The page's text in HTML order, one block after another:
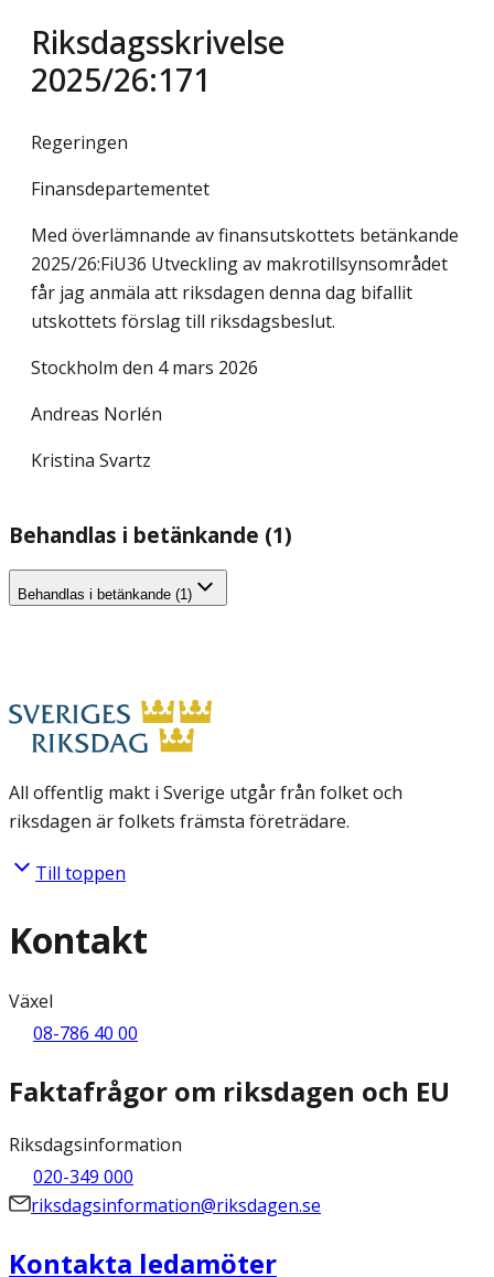
Riksdagsskrivelse
2025/26:171
Regeringen
Finansdepartementet
Med överlämnande av finansutskottets betänkande
2025/26:FiU36 Utveckling av makrotillsynsområdet
får jag anmäla att riksdagen denna dag bifallit
utskottets förslag till riksdagsbeslut.
Stockholm den 4 mars 2026
Andreas Norlén
Kristina Svartz
Behandlas i betänkande (1)
Behandlas i betänkande (1)
All offentlig makt i Sverige utgår från folket och
riksdagen är folkets främsta företrädare.
Till toppen
Kontakt
Växel
08-786 40 00
Faktafrågor om riksdagen och EU
Riksdagsinformation
020-349 000
riksdagsinformation@riksdagen.se
Kontakta ledamöter